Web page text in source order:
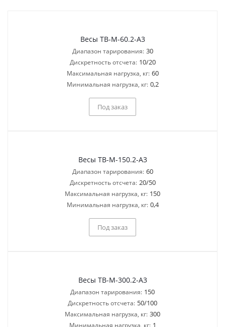
Весы ТВ-M-60.2-A3
Диапазон тарирования: 30
Дискретность отсчета: 10/20
Максимальная нагрузка, кг: 60
Минимальная нагрузка, кг: 0,2
Под заказ
Весы ТВ-M-150.2-A3
Диапазон тарирования: 60
Дискретность отсчета: 20/50
Максимальная нагрузка, кг: 150
Минимальная нагрузка, кг: 0,4
Под заказ
Весы ТВ-M-300.2-A3
Диапазон тарирования: 150
Дискретность отсчета: 50/100
Максимальная нагрузка, кг: 300
Минимальная нагрузка, кг: 1